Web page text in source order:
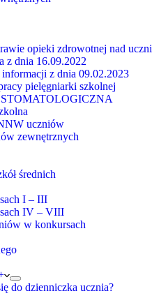
opieki zdrowotnej nad
z dnia 16.09.2022
z dnia 09.02.2023
pielęgniarki szkolnej
uczniów
zewnętrznych
średnich
I – III
IV – VIII
w konkursach
do dzienniczka ucznia?